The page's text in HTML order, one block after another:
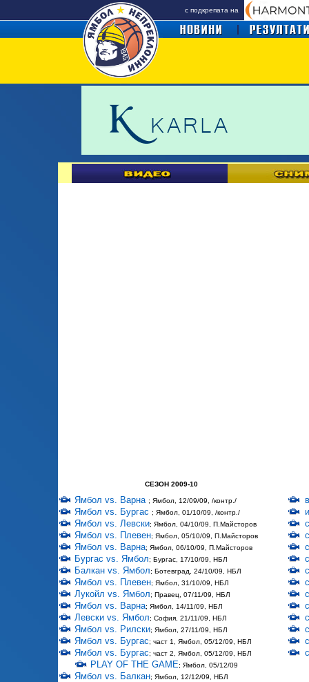
с подкрепата на
СЕЗОН 2009-10
Ямбол vs. Варна ; Ямбол, 12/09/09, /контр./
Ямбол vs. Бургас ; Ямбол, 01/10/09, /контр./
Ямбол vs. Левски; Ямбол, 04/10/09, П.Майсторов
Ямбол vs. Плевен; Ямбол, 05/10/09, П.Майсторов
Ямбол vs. Варна; Ямбол, 06/10/09, П.Майсторов
Бургас vs. Ямбол; Бургас, 17/10/09, НБЛ
Балкан vs. Ямбол; Ботевград, 24/10/09, НБЛ
Ямбол vs. Плевен; Ямбол, 31/10/09, НБЛ
Лукойл vs. Ямбол; Правец, 07/11/09, НБЛ
Ямбол vs. Варна; Ямбол, 14/11/09, НБЛ
Левски vs. Ямбол; София, 21/11/09, НБЛ
Ямбол vs. Рилски; Ямбол, 27/11/09, НБЛ
Ямбол vs. Бургас; част 1, Ямбол, 05/12/09, НБЛ
Ямбол vs. Бургас; част 2, Ямбол, 05/12/09, НБЛ
PLAY OF THE GAME; Ямбол, 05/12/09
Ямбол vs. Балкан; Ямбол, 12/12/09, НБЛ